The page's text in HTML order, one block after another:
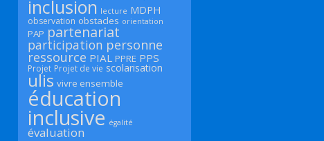
inclusion lecture MDPH
observation obstacles orientation
PAP partenariat
participation personne
ressource PIAL PPRE PPS
Projet Projet de vie scolarisation
ulis vivre ensemble
éducation
inclusive égalité
évaluation